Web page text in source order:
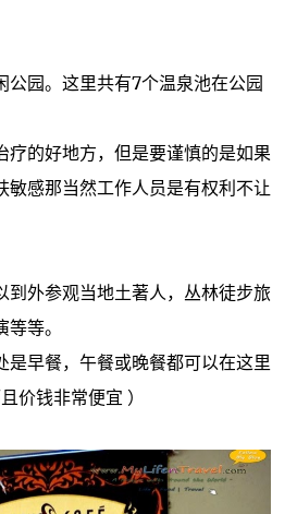
公园。这里共有7个温泉池在公园
疗的好地方，但是要谨慎的是如果
敏感那当然工作人员是有权利不让
到外参观当地土著人，丛林徒步旅
等。
是早餐，午餐或晚餐都可以在这里
价钱非常便宜 ）